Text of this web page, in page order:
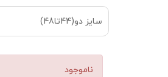
سایز دو(44تا48)
ناموجود